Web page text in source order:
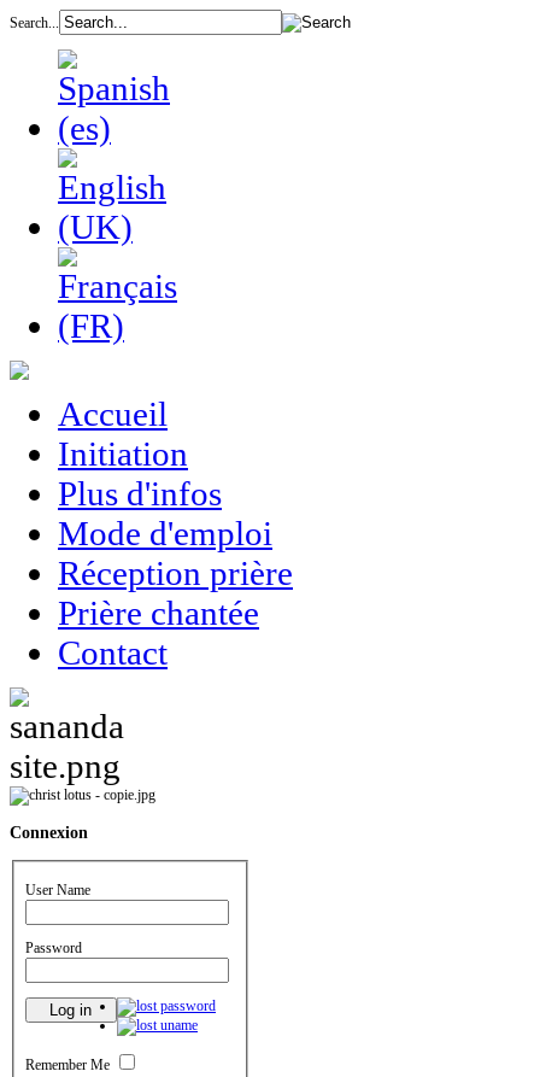
Search...
Accueil
Initiation
Plus d'infos
Mode d'emploi
Réception prière
Prière chantée
Contact
Connexion
User Name
Password
Remember Me